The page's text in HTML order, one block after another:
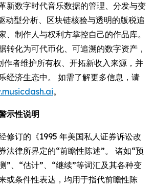
新数字时代音乐数据的管理、分发与变
动型分析、区块链核验与透明的版税追
、制作人与权利方掌控自己的作品库。
转化为可代币化、可追溯的数字资产，
作者维护所有权、开拓新收入来源，并
经济生态中。 如需了解更多信息，请
。
示性说明
修订的《1995 年美国私人证券诉讼改
法律所界定的“前瞻性陈述”。 诸如“预
”、“估计”、“继续”等词汇及其各种变
或条件性表达，均用于指代前瞻性陈